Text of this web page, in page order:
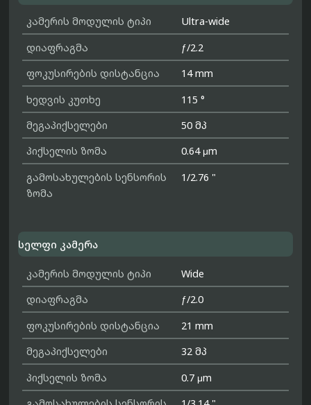
კამერის მოდულის ტიპი
Ultra-wide
დიაფრაგმა
ƒ/2.2
ფოკუსირების დისტანცია
14 mm
ხედვის კუთხე
115 °
მეგაპიქსელები
50 მპ
პიქსელის ზომა
0.64 μm
გამოსახულების სენსორის
ზომა
1/2.76 "
სელფი კამერა
კამერის მოდულის ტიპი
Wide
დიაფრაგმა
ƒ/2.0
ფოკუსირების დისტანცია
21 mm
მეგაპიქსელები
32 მპ
პიქსელის ზომა
0.7 μm